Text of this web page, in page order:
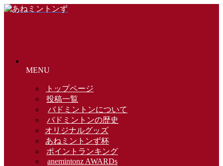
MENU
トップページ
投稿一覧
バドミントンについて
バドミントンの歴史
オリジナルグッズ
あねミントンず杯
ポイントランキング
anemintonz AWARDs